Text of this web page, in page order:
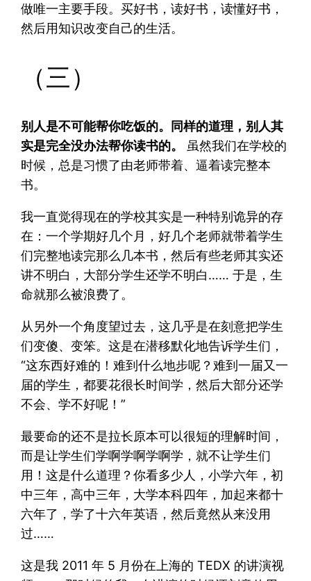
做唯一主要手段。买好书，读好书，读懂好书，
然后用知识改变自己的生活。
（三）
别人是不可能帮你吃饭的。同样的道理，别人其
实是完全没办法帮你读书的。
虽然我们在学校的
时候，总是习惯了由老师带着、逼着读完整本
书。
我一直觉得现在的学校其实是一种特别诡异的存
在：一个学期好几个月，好几个老师就带着学生
们完整地读完那么几本书，然后有些老师其实还
讲不明白，大部分学生还学不明白…… 于是，生
命就那么被浪费了。
从另外一个角度望过去，这几乎是在刻意把学生
们变傻、变笨。这是在潜移默化地告诉学生们，
“这东西好难的！难到什么地步呢？难到一届又一
届的学生，都要花很长时间学，然后大部分还学
不会、学不好呢！”
最要命的还不是拉长原本可以很短的理解时间，
而是让学生们学啊学啊学啊学，就不让学生们
用！这是什么道理？你看多少人，小学六年，初
中三年，高中三年，大学本科四年，加起来都十
六年了，学了十六年英语，然后竟然从来没用
过……
这是我 2011 年 5 月份在上海的 TEDX 的讲演视